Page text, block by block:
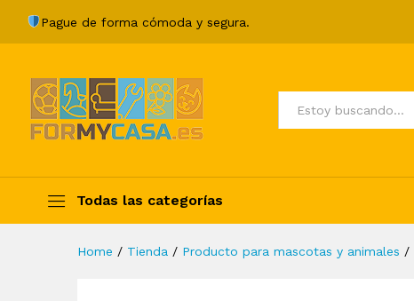
Pague de forma cómoda y segura.
Todos
Todas las categorías
Home / Tienda / Producto para mascotas y animales /
Description Specification